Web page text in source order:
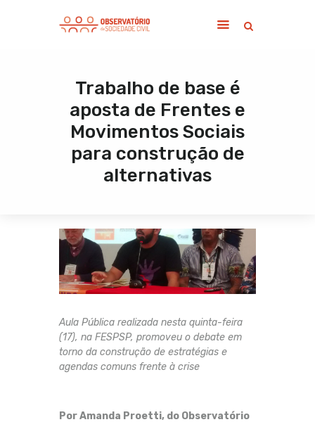
Trabalho de base é
aposta de Frentes e
Movimentos Sociais
para construção de
alternativas
Home
Sobre
Notícias
Publicações
Contato
Aula Pública realizada nesta quinta-feira
(17), na FESPSP, promoveu o debate em
torno da construção de estratégias e
agendas comuns frente à crise
Por Amanda Proetti, do Observatório